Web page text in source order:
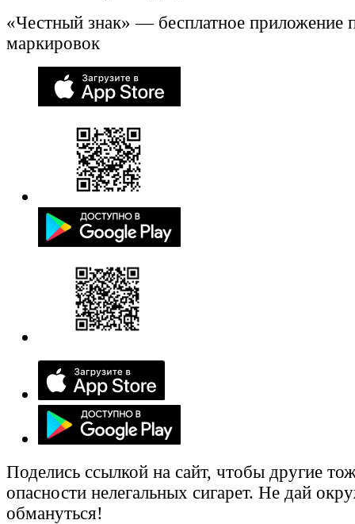
«Честный знак» — бесплатное приложение
маркировок
Поделись ссылкой на сайт, чтобы другие
опасности нелегальных сигарет. Не дай
обмануться!